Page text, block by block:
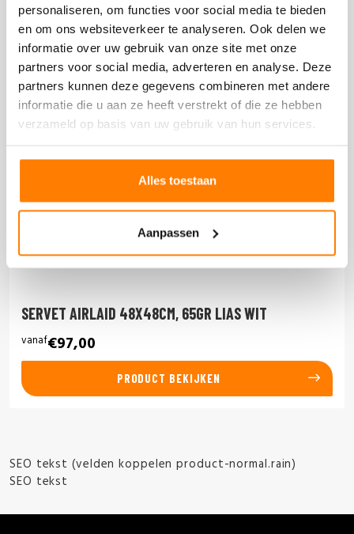
personaliseren, om functies voor social media te bieden
en om ons websiteverkeer te analyseren. Ook delen we
informatie over uw gebruik van onze site met onze
partners voor social media, adverteren en analyse. Deze
partners kunnen deze gegevens combineren met andere
informatie die u aan ze heeft verstrekt of die ze hebben
verzameld op basis van uw gebruik van hun services.
Alles toestaan
Aanpassen
SERVET AIRLAID 48X48CM, 65GR LIAS WIT
vanaf€97,00
PRODUCT BEKIJKEN
SEO tekst (velden koppelen product-normal.rain)
SEO tekst